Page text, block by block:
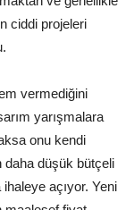
ciddi projeleri
vermediğini
yarışmalara
onu kendi
daha düşük bütçeli
açıyor. Yeni